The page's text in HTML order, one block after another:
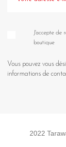
J'accepte de
boutique
Vous pouvez vous
informations de
2022